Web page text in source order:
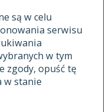
są w celu
serwisu
w tym
zgody, opuść tę
w stanie